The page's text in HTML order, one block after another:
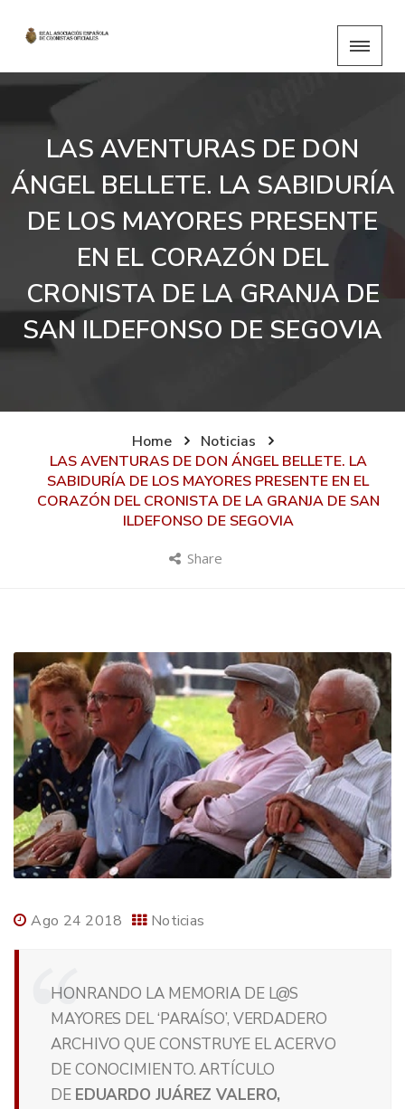
LAS AVENTURAS DE DON
ÁNGEL BELLETE. LA SABIDURÍA
DE LOS MAYORES PRESENTE
EN EL CORAZÓN DEL
CRONISTA DE LA GRANJA DE
SAN ILDEFONSO DE SEGOVIA
Home
Noticias
LAS AVENTURAS DE DON ÁNGEL BELLETE. LA
SABIDURÍA DE LOS MAYORES PRESENTE EN EL
CORAZÓN DEL CRONISTA DE LA GRANJA DE SAN
ILDEFONSO DE SEGOVIA
Share
Ago 24 2018 Noticias
HONRANDO LA MEMORIA DE L@S
MAYORES DEL ‘PARAÍSO’, VERDADERO
ARCHIVO QUE CONSTRUYE EL ACERVO
DE CONOCIMIENTO. ARTÍCULO
DE EDUARDO JUÁREZ VALERO,